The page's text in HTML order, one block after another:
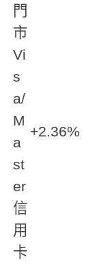
門
市
Vi
s
a/
M
a
st
er
信
用
卡
+2.36%